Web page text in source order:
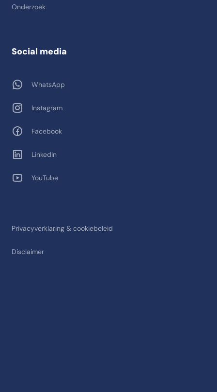
Onderzoek
Privacyverklaring & cookiebeleid
Disclaimer
Social media
WhatsApp
Instagram
Facebook
LinkedIn
YouTube